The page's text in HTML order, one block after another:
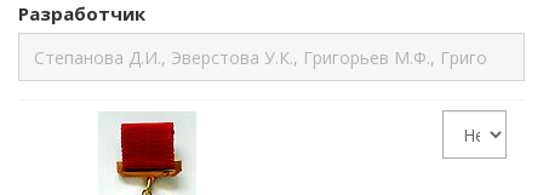
Разработчик